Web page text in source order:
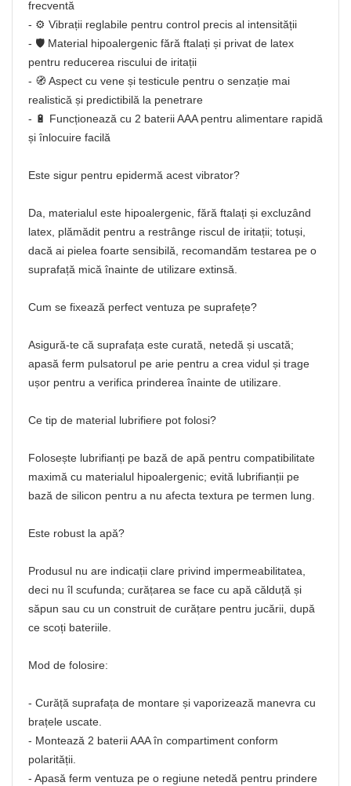
frecventă
- ⚙️ Vibrații reglabile pentru control precis al intensității
- 🛡️ Material hipoalergenic fără ftalați și privat de latex
pentru reducerea riscului de iritații
- 🧭 Aspect cu vene și testicule pentru o senzație mai
realistică și predictibilă la penetrare
- 🔋 Funcționează cu 2 baterii AAA pentru alimentare rapidă
și înlocuire facilă
Este sigur pentru epidermă acest vibrator?
Da, materialul este hipoalergenic, fără ftalați și excluzând
latex, plămădit pentru a restrânge riscul de iritații; totuși,
dacă ai pielea foarte sensibilă, recomandăm testarea pe o
suprafață mică înainte de utilizare extinsă.
Cum se fixează perfect ventuza pe suprafețe?
Asigură-te că suprafața este curată, netedă și uscată;
apasă ferm pulsatorul pe arie pentru a crea vidul și trage
ușor pentru a verifica prinderea înainte de utilizare.
Ce tip de material lubrifiere pot folosi?
Folosește lubrifianți pe bază de apă pentru compatibilitate
maximă cu materialul hipoalergenic; evită lubrifianții pe
bază de silicon pentru a nu afecta textura pe termen lung.
Este robust la apă?
Produsul nu are indicații clare privind impermeabilitatea,
deci nu îl scufunda; curățarea se face cu apă călduță și
săpun sau cu un construit de curățare pentru jucării, după
ce scoți bateriile.
Mod de folosire:
- Curăță suprafața de montare și vaporizează manevra cu
brațele uscate.
- Montează 2 baterii AAA în compartiment conform
polarității.
- Apasă ferm ventuza pe o regiune netedă pentru prindere